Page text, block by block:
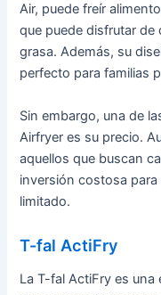
Air, puede freír
que puede disfrutar
grasa. Además, su
perfecto para familias
Sin embargo, una de
Airfryer es su precio.
aquellos que buscan
inversión costosa
limitado.
T-fal ActiFry
La T-fal ActiFry es